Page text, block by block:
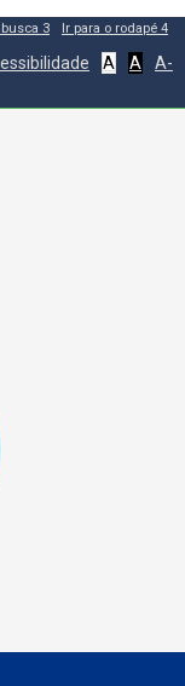
3 Ir para o rodapé 4
A A A-